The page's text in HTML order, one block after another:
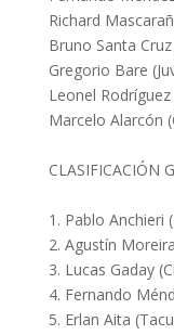
Richard
Bruno Santa
Gregorio Bare
Leonel
Marcelo Alarcón
CLASIFICACIÓN
1. Pablo Anchieri
2. Agustín
3. Lucas Gaday
4. Fernando
5. Erlan Aita